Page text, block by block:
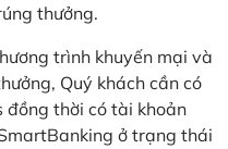
thưởng.
trình khuyến mại và
Quý khách cần có
đồng thời có tài khoản
ở trạng thái